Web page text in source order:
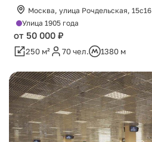
Москва, улица Рочдельская, 15с16
Улица 1905 года
от 50 000 ₽
250 м² 70 чел. 1380 м